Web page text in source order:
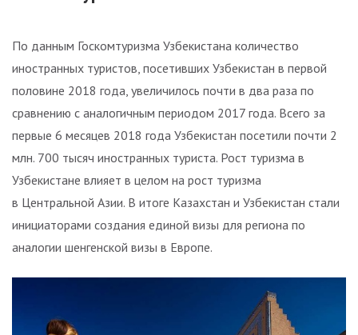
По данным Госкомтуризма Узбекистана количество
иностранных туристов, посетивших Узбекистан в первой
половине 2018 года, увеличилось почти в два раза по
сравнению с аналогичным периодом 2017 года. Всего за
первые 6 месяцев 2018 года Узбекистан посетили почти 2
млн. 700 тысяч иностранных туриста. Рост туризма в
Узбекистане влияет в целом на рост туризма
в Центральной Азии. В итоге Казахстан и Узбекистан стали
инициаторами создания единой визы для региона по
аналогии шенгенской визы в Европе.